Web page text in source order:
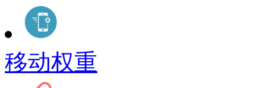
移动权重